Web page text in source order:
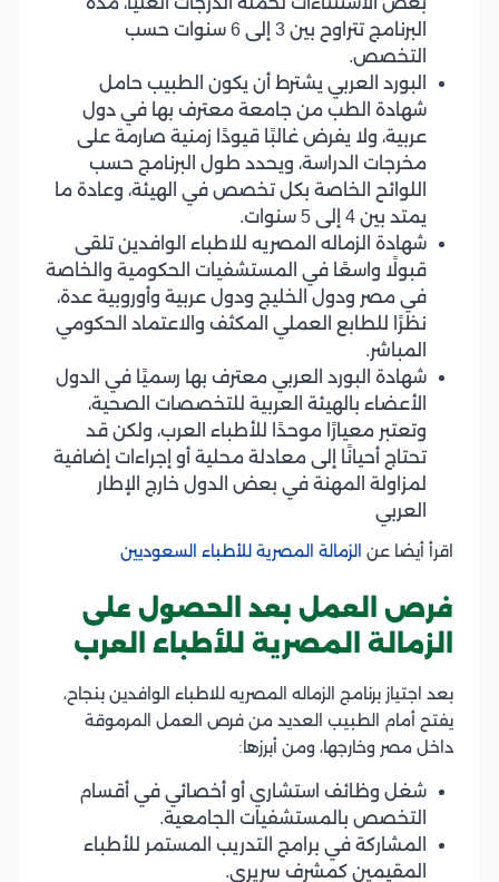
البرنامج تتراوح بين 3 إلى 6 سنوات حسب
التخصص.
البورد العربي يشترط أن يكون الطبيب حامل
شهادة الطب من جامعة معترف بها في دول
عربية، ولا يفرض غالبًا قيودًا زمنية صارمة على
مخرجات الدراسة، ويحدد طول البرنامج حسب
اللوائح الخاصة بكل تخصص في الهيئة، وعادة ما
يمتد بين 4 إلى 5 سنوات.
شهادة الزماله المصريه للاطباء الوافدين تلقى
قبولًا واسعًا في المستشفيات الحكومية والخاصة
في مصر ودول الخليج ودول عربية وأوروبية عدة،
نظرًا للطابع العملي المكثف والاعتماد الحكومي
المباشر.
شهادة البورد العربي معترف بها رسميًا في الدول
الأعضاء بالهيئة العربية للتخصصات الصحية،
وتعتبر معيارًا موحدًا للأطباء العرب، ولكن قد
تحتاج أحيانًا إلى معادلة محلية أو إجراءات إضافية
لمزاولة المهنة في بعض الدول خارج الإطار
العربي
اقرأ أيضا عن الزمالة المصرية للأطباء السعوديين
فرص العمل بعد الحصول على
الزمالة المصرية للأطباء العرب
بعد اجتياز برنامج الزماله المصريه للاطباء الوافدين بنجاح،
يفتح أمام الطبيب العديد من فرص العمل المرموقة
داخل مصر وخارجها، ومن أبرزها:
شغل وظائف استشاري أو أخصائي في أقسام
التخصص بالمستشفيات الجامعية.
المشاركة في برامج التدريب المستمر للأطباء
المقيمين كمشرف سريري.